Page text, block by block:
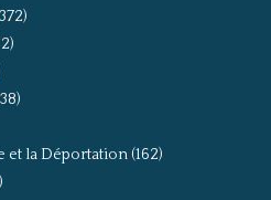
et la Déportation(162)